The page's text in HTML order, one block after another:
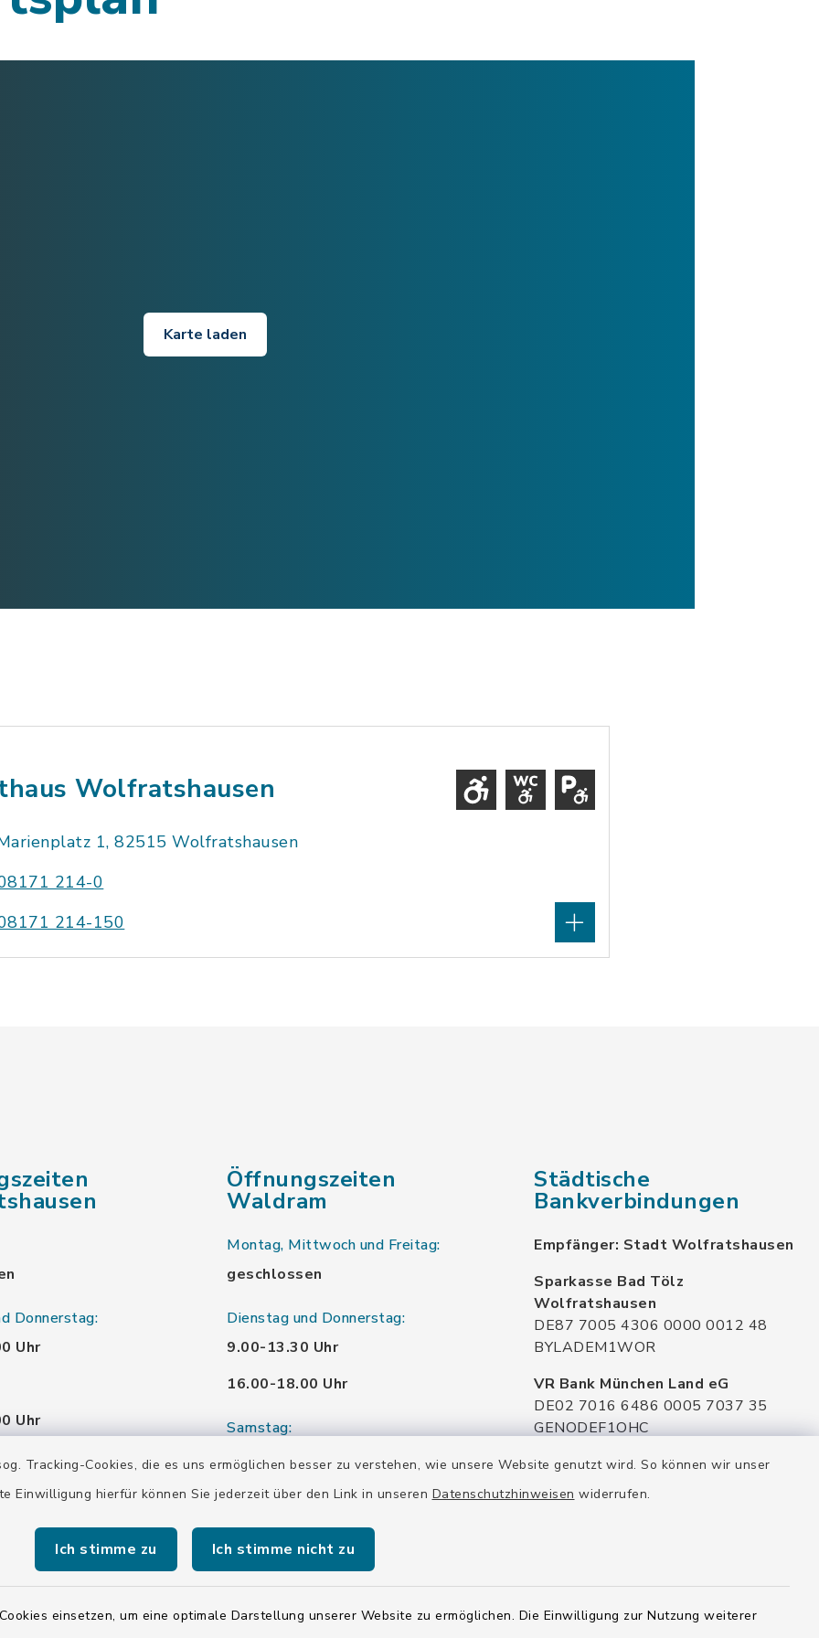
Tracking-Cookies, die es uns ermöglichen besser zu verstehen, wie unsere Website genutzt wird. So können wir unser
Einwilligung hierfür können Sie jederzeit über den Link in unseren Datenschutzhinweisen widerrufen.
Ich stimme zu Ich stimme nicht zu
einsetzen, um eine optimale Darstellung unserer Website zu ermöglichen. Die Einwilligung zur Nutzung weiterer
Karte laden
Wolfratshausen
1, 82515 Wolfratshausen
214-0
214-150
Donnerstag:
Uhr
Uhr
Uhr
Uhr
Öffnungszeiten
Waldram
Montag, Mittwoch und Freitag:
geschlossen
Dienstag und Donnerstag:
9.00-13.30 Uhr
16.00-18.00 Uhr
Samstag:
10.00-12.00 Uhr
Städtische
Bankverbindungen
Empfänger: Stadt Wolfratshausen
Sparkasse Bad Tölz
Wolfratshausen
DE87 7005 4306 0000 0012 48
BYLADEM1WOR
VR Bank München Land eG
DE02 7016 6486 0005 7037 35
GENODEF1OHC
Raiffeisenbank Isar Loisachtal eG
DE92 7016 9543 0001 0005 00
HYVEDEMMXXX